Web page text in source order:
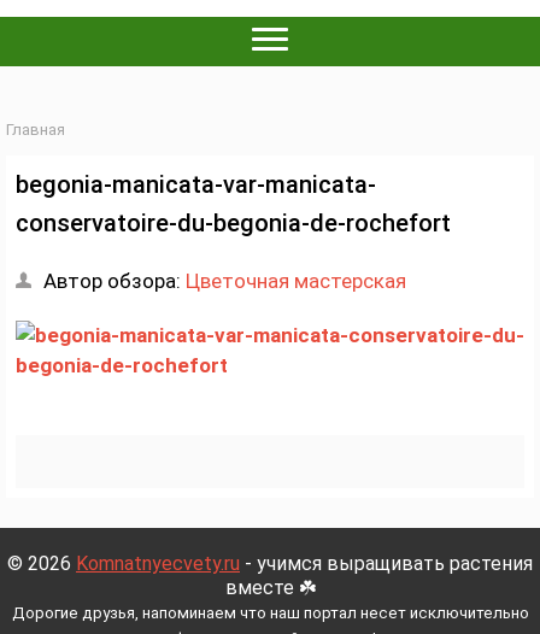
Главная
begonia-manicata-var-manicata-
conservatoire-du-begonia-de-rochefort
Автор обзора: Цветочная мастерская
© 2026 Komnatnyecvety.ru - учимся выращивать растения
вместе ☘️
Дорогие друзья, напоминаем что наш портал несет исключительно